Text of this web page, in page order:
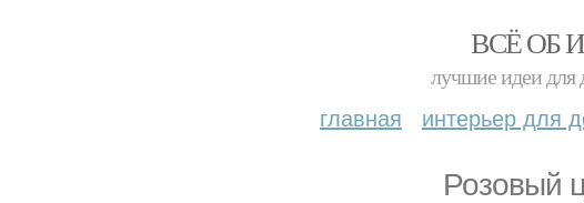
ВСЁ ОБ
лучшие идеи для
главная интерьер для
Розовый